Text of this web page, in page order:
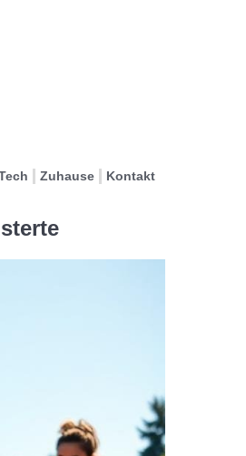
Zuhause Kontakt